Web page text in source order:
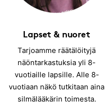
Lapset & nuoret
Tarjoamme räätälöityjä
näöntarkastuksia yli 8-
vuotiaille lapsille. Alle 8-
vuotiaan näkö tutkitaan aina
silmälääkärin toimesta.